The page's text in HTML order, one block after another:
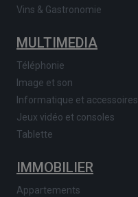
Vins & Gastronomie
MULTIMEDIA
Téléphonie
Image et son
Informatique et accessoires
Jeux vidéo et consoles
Tablette
IMMOBILIER
Appartements